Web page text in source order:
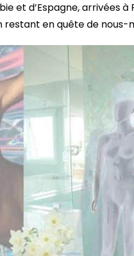
et d’Espagne, arrivées
restant en quête de